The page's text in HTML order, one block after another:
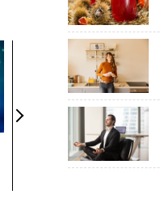
内製化こそ、コンサルテ
ィングの本質だ レバレ
ジーズが実践する、次世
代ファームの全貌